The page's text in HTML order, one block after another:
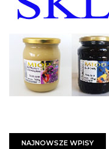
NAJNOWSZE WPISY